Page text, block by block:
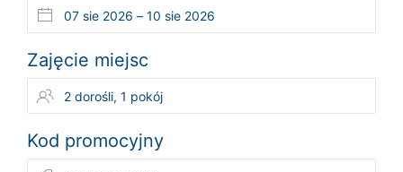
Zajęcie miejsc
Kod promocyjny